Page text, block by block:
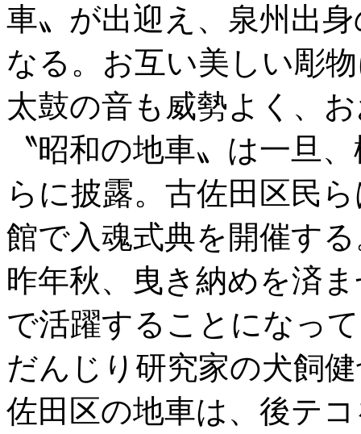
車〟が出迎え、泉州出
なる。お互い美しい彫
太鼓の音も威勢よく、
〝昭和の地車〟は一旦
らに披露。古佐田区民
館で入魂式典を開催す
昨年秋、曳き納めを済
で活躍することになっ
だんじり研究家の犬飼
佐田区の地車は、後テ